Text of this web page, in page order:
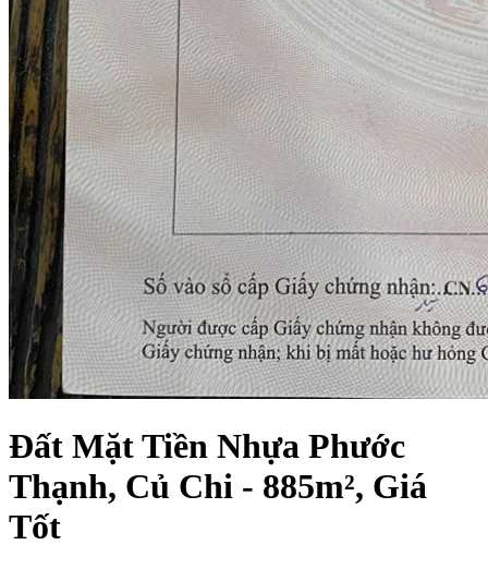
Đất Mặt Tiền Nhựa Phước
Thạnh, Củ Chi - 885m², Giá
Tốt